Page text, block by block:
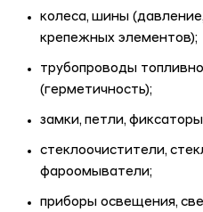
колеса, шины
крепежных элементов);
трубопроводы
(герметичность);
замки, петли,
стеклоочистители,
фароомыватели;
приборы освещения,